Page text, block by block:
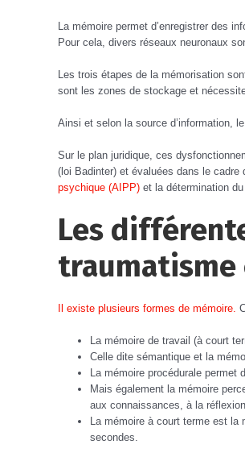
La mémoire permet d’enregistrer des
Pour cela, divers réseaux neuronaux
Les trois étapes de la mémorisation
sont les zones de stockage et
Ainsi et selon la source d’information,
Sur le plan juridique, ces
(loi Badinter) et évaluées dans le cadre
psychique (AIPP) et la détermination
Les
traumatisme
Il existe plusieurs formes de mémoire.
La mémoire de travail (à court
Celle dite sémantique et la
La mémoire procédurale permet
Mais également la mémoire
aux connaissances, à la
La mémoire à court terme est la
secondes.